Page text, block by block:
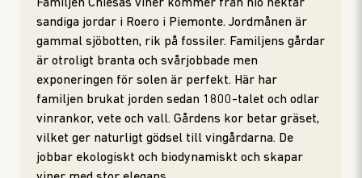
Familjen Chiesas viner kommer från nio hektar
sandiga jordar i Roero i Piemonte. Jordmånen är
gammal sjöbotten, rik på fossiler. Familjens gårdar
är otroligt branta och svårjobbade men
exponeringen för solen är perfekt. Här har
familjen brukat jorden sedan 1800-talet och odlar
vinrankor, vete och vall. Gårdens kor betar gräset,
vilket ger naturligt gödsel till vingårdarna. De
jobbar ekologiskt och biodynamiskt och skapar